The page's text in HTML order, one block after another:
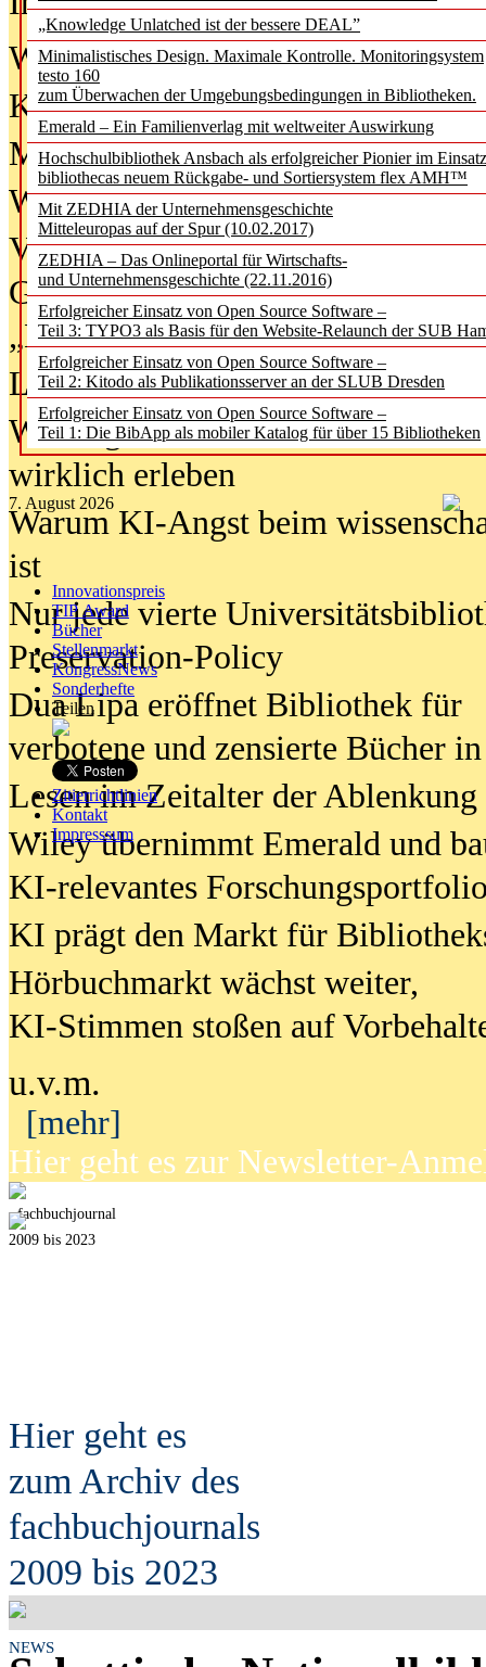
„Knowledge Unlatched ist der bessere DEAL”
Minimalistisches Design. Maximale Kontrolle. Monitoringsystem
testo 160
zum Überwachen der Umgebungsbedingungen in Bibliotheken.
Emerald – Ein Familienverlag mit weltweiter Auswirkung
Hochschulbibliothek Ansbach als erfolgreicher Pionier im
bibliothecas neuem Rückgabe- und Sortiersystem flex AMH™
Mit ZEDHIA der Unternehmensgeschichte
Mitteleuropas auf der Spur (10.02.2017)
ZEDHIA – Das Onlineportal für Wirtschafts-
und Unternehmensgeschichte (22.11.2016)
Erfolgreicher Einsatz von Open Source Software –
Teil 3: TYPO3 als Basis für den Website-Relaunch der SUB
Erfolgreicher Einsatz von Open Source Software –
Teil 2: Kitodo als Publikationsserver an der SLUB Dresden
Erfolgreicher Einsatz von Open Source Software –
Teil 1: Die BibApp als mobiler Katalog für über 15 Bibliotheken
7. August 2026
Innovationspreis
TIP Award
Bücher
Stellenmarkt
KongressNews
Sonderhefte
Teilen
Zitierrichtlinien
Kontakt
Impresssum
Was Hochschul­bibliotheken von
Kinder in der digitalen Welt
Metadaten als Infrastruktur
Wenn Bots katalogisieren
Von Abschlusskleidern bis
Geisterjagd-Ausrüstung in der
„Library of Things“ unterwegs
Lesen als Infrastrukturaufgabe
Wie Jugendliche Social Media
wirklich erleben
Warum KI-Angst beim
ist
Nur jede vierte
Preservation-Policy
Dua Lipa eröffnet Bibliothek für
verbotene und zensierte Bücher
Lesen im Zeitalter der Ablenkung
Wiley übernimmt Emerald und
KI-relevantes
KI prägt den Markt für
Hörbuchmarkt wächst weiter,
KI-Stimmen stoßen auf
u.v.m.
[mehr]
Hier geht es zur Newsletter-
fachbuchjournal
2009 bis 2023
Hier geht es
zum Archiv des
fachbuchjournals
2009 bis 2023
NEWS